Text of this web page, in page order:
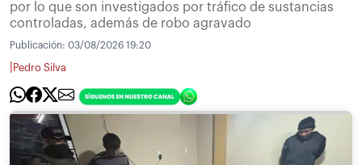
por lo que son investigados por tráfico de sustancias
controladas, además de robo agravado
Publicación: 03/08/2026 19:20
Pedro Silva